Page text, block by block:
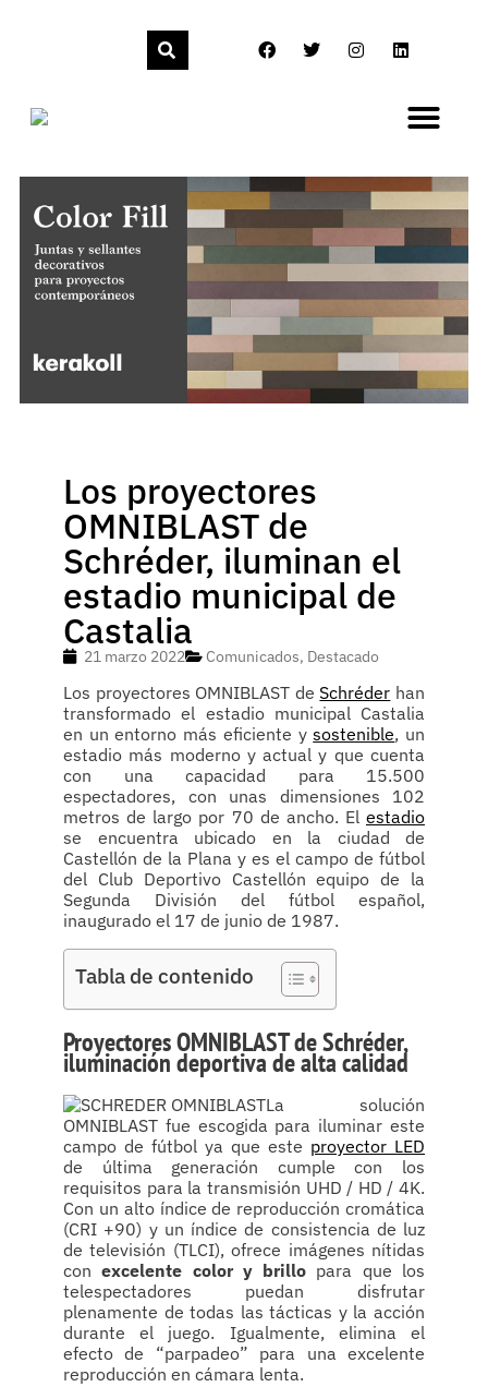
Los proyectores
OMNIBLAST de
Schréder, iluminan el
estadio municipal de
Castalia
21 marzo 2022 Comunicados, Destacado
Los proyectores OMNIBLAST de Schréder han
transformado el estadio municipal Castalia
en un entorno más eficiente ysostenible, un
estadio más moderno y actual y que cuenta
con una capacidad para 15.500
espectadores, con unas dimensiones 102
metros de largo por 70 de ancho. El estadio
se encuentra ubicado en la ciudad de
Castellón de la Plana y es el campo de fútbol
del Club Deportivo Castellón equipo de la
Segunda División del fútbol español,
inaugurado el 17 de junio de 1987.
Tabla de contenido
Proyectores OMNIBLAST de Schréder,
iluminación deportiva de alta calidad
La solución
OMNIBLAST fue escogida para iluminar este
campo de fútbol ya que este proyector LED
de última generación cumple con los
requisitos para la transmisión UHD / HD / 4K.
Con un alto índice de reproducción cromática
(CRI +90) y un índice de consistencia de luz
de televisión (TLCI), ofrece imágenes nítidas
conexcelente color y brillo para que los
telespectadores puedan disfrutar
plenamente de todas las tácticas y la acción
durante el juego. Igualmente, elimina el
efecto de “parpadeo” para una excelente
reproducción en cámara lenta.